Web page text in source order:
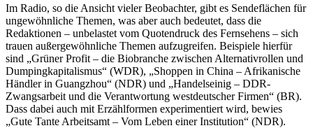
Im Radio, so die Ansicht vieler Beobachter, gibt es Sendeflächen für
ungewöhnliche Themen, was aber auch bedeutet, dass die
Redaktionen – unbelastet vom Quotendruck des Fernsehens – sich
trauen außergewöhnliche Themen aufzugreifen. Beispiele hierfür
sind „Grüner Profit – die Biobranche zwischen Alternativrollen und
Dumping­kapita­lis­mus“ (WDR), „Shoppen in China – Afrikanische
Händler in Guangzhou“ (NDR) und „Handelseinig – DDR-
Zwangsarbeit und die Verantwortung westdeutscher Firmen“ (BR).
Dass dabei auch mit Erzählformen experimentiert wird, bewies
„Gute Tante Arbeitsamt – Vom Leben einer Institution“ (NDR).